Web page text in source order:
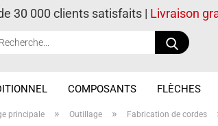
30 000 clients satisfaits | Livraison
COMPOSANTS FLÈCHES
principale » Outillage » Fabrication de cordes